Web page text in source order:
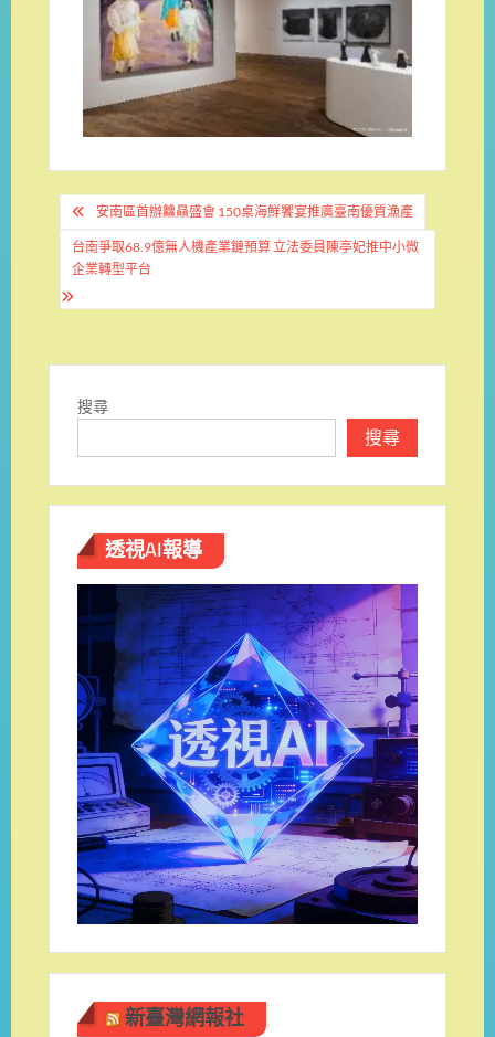
文
章
導
覽
安南區首辦䲜贔盛會 150桌海鮮饗宴推廣臺南優質漁產
台南爭取68.9億無人機產業鏈預算 立法委員陳亭妃推中小微
企業轉型平台
搜尋
搜尋
透視AI報導
新臺灣網報社